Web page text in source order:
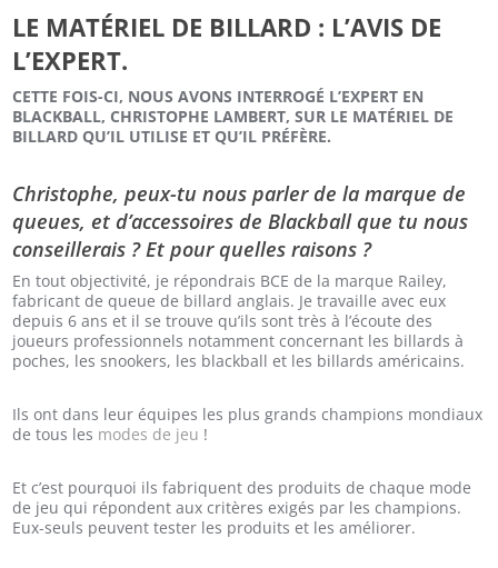
LE MATÉRIEL DE BILLARD : L’AVIS DE
L’EXPERT.
CETTE FOIS-CI, NOUS AVONS INTERROGÉ L’EXPERT EN
BLACKBALL, CHRISTOPHE LAMBERT, SUR LE MATÉRIEL DE
BILLARD QU’IL UTILISE ET QU’IL PRÉFÈRE.
Christophe, peux-tu nous parler de la marque de
queues, et d’accessoires de Blackball que tu nous
conseillerais ? Et pour quelles raisons ?
En tout objectivité, je répondrais BCE de la marque Railey,
fabricant de queue de billard anglais. Je travaille avec eux
depuis 6 ans et il se trouve qu’ils sont très à l’écoute des
joueurs professionnels notamment concernant les billards à
poches, les snookers, les blackball et les billards américains.
Ils ont dans leur équipes les plus grands champions mondiaux
de tous les modes de jeu !
Et c’est pourquoi ils fabriquent des produits de chaque mode
de jeu qui répondent aux critères exigés par les champions.
Eux-seuls peuvent tester les produits et les améliorer.